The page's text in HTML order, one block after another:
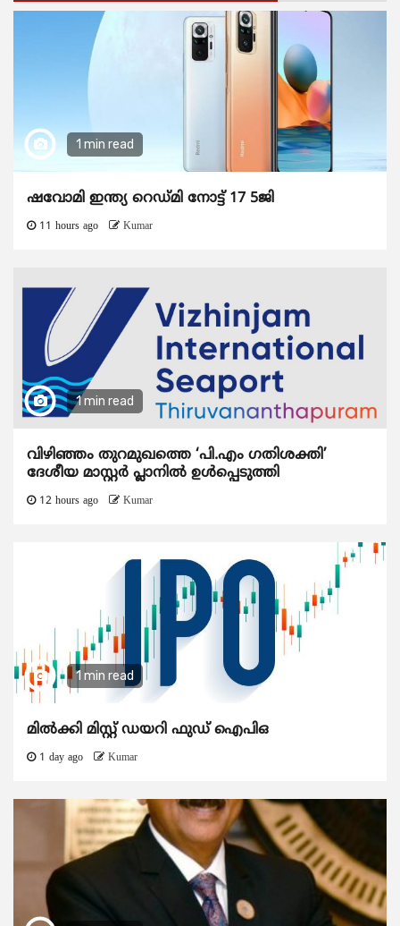
1 min read
ഷവോമി ഇന്ത്യ റെഡ്മി നോട്ട് 17 5ജി
11 hours ago Kumar
1 min read
വിഴിഞ്ഞം തുറമുഖത്തെ ‘പി.എം ഗതിശക്തി’
ദേശീയ മാസ്റ്റർ പ്ലാനിൽ ഉൾപ്പെടുത്തി
12 hours ago Kumar
1 min read
മിൽക്കി മിസ്റ്റ് ഡയറി ഫുഡ് ഐപിഒ
1 day ago Kumar